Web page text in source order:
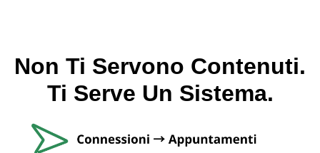
Non Ti Servono Contenuti.
Ti Serve Un Sistema.